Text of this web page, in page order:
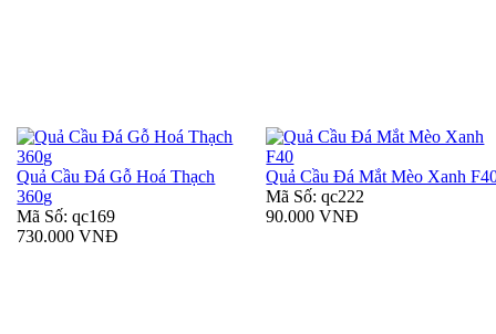
Quả Cầu Đá Gỗ Hoá Thạch
360g
Mã Số: qc169
730.000 VNĐ
Quả Cầu Đá Mắt Mèo Xanh
Mã Số: qc222
90.000 VNĐ